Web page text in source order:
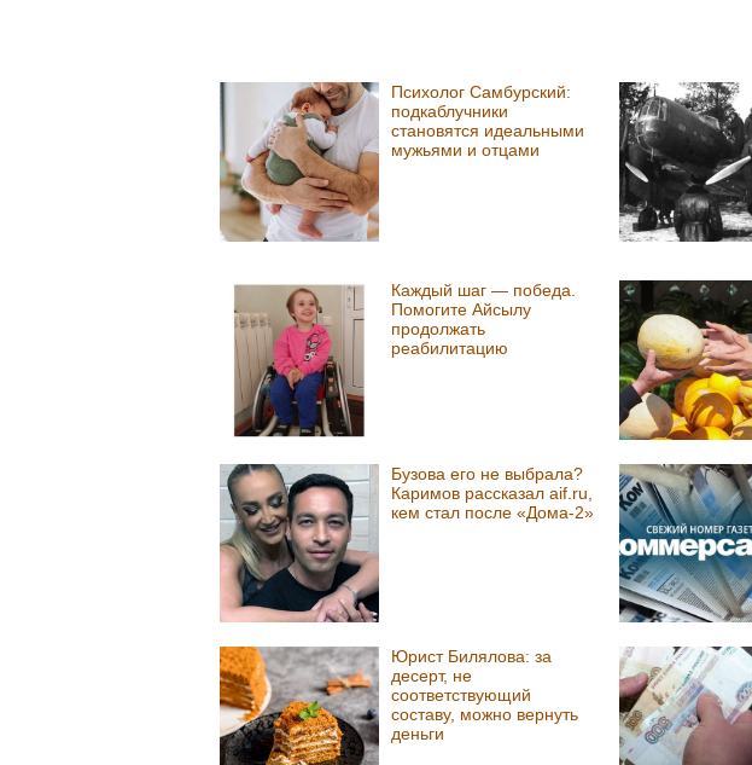
Психолог Самбурский:
подкаблучники
становятся идеальными
мужьями и отцами
Каждый шаг — победа.
Помогите Айсылу
продолжать
реабилитацию
Бузова его не выбрала?
Каримов рассказал aif.ru,
кем стал после «Дома‑2»
Юрист Билялова: за
десерт, не
соответствующий
составу, можно вернуть
деньги